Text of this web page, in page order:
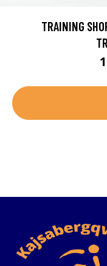
TRAINING